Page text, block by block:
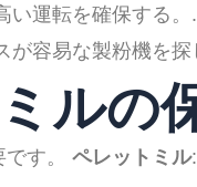
い運転を確保する。.
が容易な製粉機を
ルの
です。ペレットミル: